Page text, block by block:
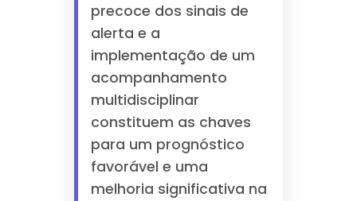
precoce dos sinais de
alerta e a
implementação de um
acompanhamento
multidisciplinar
constituem as chaves
para um prognóstico
favorável e uma
melhoria significativa na